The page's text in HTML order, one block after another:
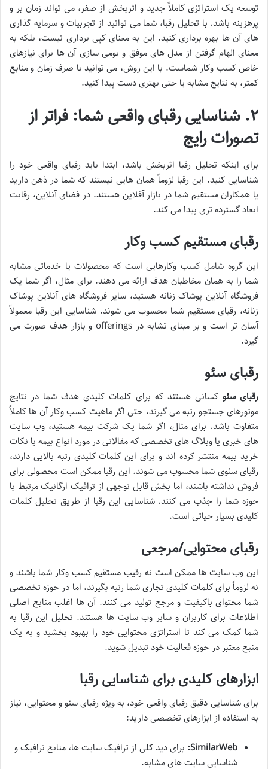
توسعه یک استراتژی کاملاً جدید و اثربخش از صفر، می تواند زمان بر و
پرهزینه باشد. با تحلیل رقبا، شما می توانید از تجربیات و سرمایه گذاری
های آن ها بهره برداری کنید. این به معنای کپی برداری نیست، بلکه به
معنای الهام گرفتن از مدل های موفق و بومی سازی آن ها برای نیازهای
خاص کسب وکار شماست. با این روش، می توانید با صرف زمان و منابع
کمتر، به نتایج مشابه یا حتی بهتری دست پیدا کنید.
۲. شناسایی رقبای واقعی شما: فراتر از
تصورات رایج
برای اینکه تحلیل رقبا اثربخش باشد، ابتدا باید رقبای واقعی خود را
شناسایی کنید. این رقبا لزوماً همان هایی نیستند که شما در ذهن دارید
یا همکاران مستقیم شما در بازار آفلاین هستند. در فضای آنلاین، رقابت
ابعاد گسترده تری پیدا می کند.
رقبای مستقیم کسب وکار
این گروه شامل کسب وکارهایی است که محصولات یا خدماتی مشابه
شما را به همان مخاطبان هدف ارائه می دهند. برای مثال، اگر شما یک
فروشگاه آنلاین پوشاک زنانه هستید، سایر فروشگاه های آنلاین پوشاک
زنانه، رقبای مستقیم شما محسوب می شوند. شناسایی این رقبا معمولاً
آسان تر است و بر مبنای تشابه در offerings و بازار هدف صورت می
گیرد.
رقبای سئو
رقبای سئو کسانی هستند که برای کلمات کلیدی هدف شما در نتایج
موتورهای جستجو رتبه می گیرند، حتی اگر ماهیت کسب وکار آن ها کاملاً
متفاوت باشد. برای مثال، اگر شما یک شرکت بیمه هستید، وب سایت
های خبری یا وبلاگ های تخصصی که مقالاتی در مورد انواع بیمه یا نکات
خرید بیمه منتشر کرده اند و برای این کلمات کلیدی رتبه بالایی دارند،
رقبای سئوی شما محسوب می شوند. این رقبا ممکن است محصولی برای
فروش نداشته باشند، اما بخش قابل توجهی از ترافیک ارگانیک مرتبط با
حوزه شما را جذب می کنند. شناسایی این رقبا از طریق تحلیل کلمات
کلیدی بسیار حیاتی است.
رقبای محتوایی/مرجعی
این وب سایت ها ممکن است نه رقیب مستقیم کسب وکار شما باشند و
نه لزوماً برای کلمات کلیدی تجاری شما رتبه بگیرند، اما در حوزه تخصصی
شما محتوای باکیفیت و مرجع تولید می کنند. آن ها اغلب منابع اصلی
اطلاعات برای کاربران و سایر وب سایت ها هستند. تحلیل این رقبا به
شما کمک می کند تا استراتژی محتوایی خود را بهبود بخشید و به یک
منبع معتبر در حوزه فعالیت خود تبدیل شوید.
ابزارهای کلیدی برای شناسایی رقبا
برای شناسایی دقیق رقبای واقعی خود، به ویژه رقبای سئو و محتوایی، نیاز
به استفاده از ابزارهای تخصصی دارید:
SimilarWeb: برای دید کلی از ترافیک سایت ها، منابع ترافیک و
شناسایی سایت های مشابه.